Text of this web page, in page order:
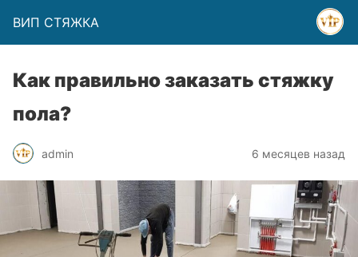
ВИП СТЯЖКА
Как правильно заказать стяжку
пола?
admin 6 месяцев назад